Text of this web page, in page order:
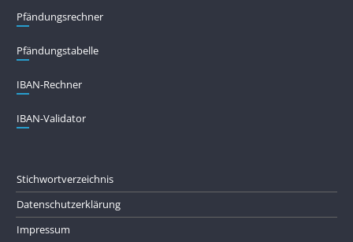
Pfändungs­rechner
Pfändungs­tabelle
IBAN-Rechner
IBAN-Validator
Stichwortverzeichnis
Datenschutzerklärung
Impressum